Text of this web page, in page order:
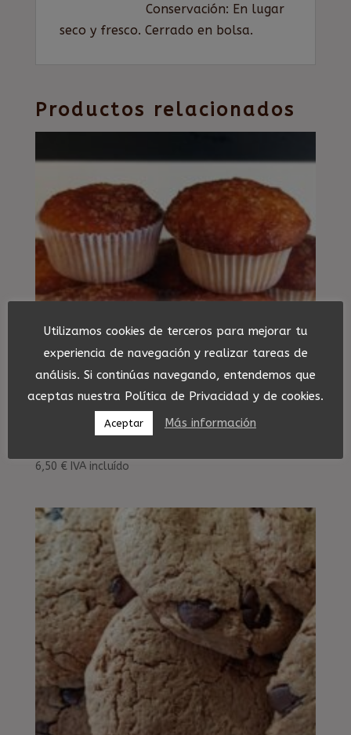
Conservación: En lugar
seco y fresco. Cerrado en bolsa.
Productos relacionados
Magdalenas
6,50 € IVA incluído
Utilizamos cookies de terceros para mejorar tu
experiencia de navegación y realizar tareas de
análisis. Si continúas navegando, entendemos que
aceptas nuestra Política de Privacidad y de cookies.
Aceptar Más información